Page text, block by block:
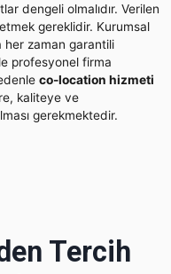
dengeli olmalıdır. Verilen
gereklidir. Kurumsal
her zaman garantili
profesyonel firma
co-location hizmeti
kaliteye ve
gerekmektedir.
Tercih